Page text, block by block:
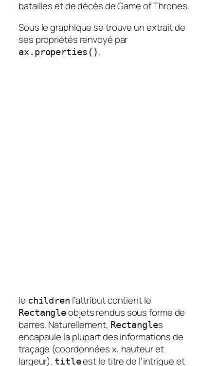
batailles et de décès de Game of Thrones.
Sous le graphique se trouve un extrait de
ses propriétés renvoyé par
ax.properties().
le children l’attribut contient le
Rectangleobjets rendus sous forme de
barres. Naturellement, Rectangles
encapsule la plupart des informations de
traçage (coordonnées x, hauteur et
largeur). titleest le titre de l’intrigue et